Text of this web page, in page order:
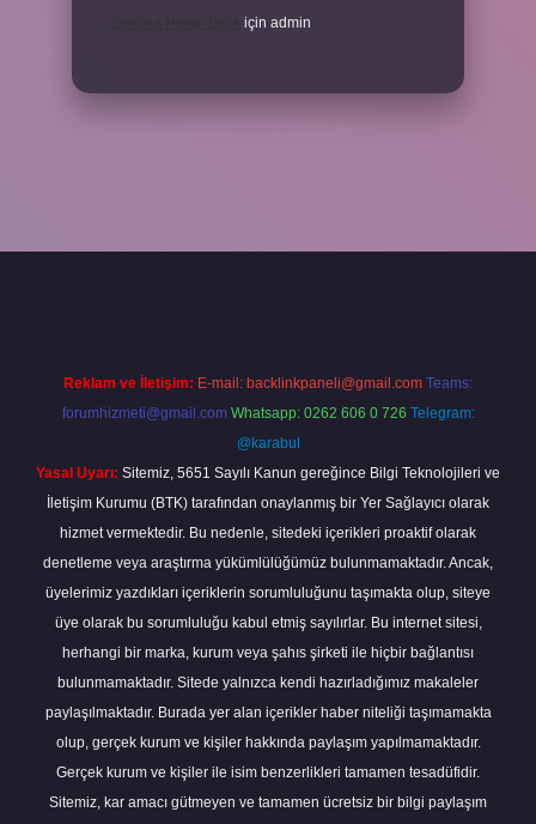
için admin
Reklam ve İletişim: E-mail: backlinkpaneli@gmail.com Teams:
forumhizmeti@gmail.com Whatsapp: 0262 606 0 726 Telegram:
@karabul
Yasal Uyarı: Sitemiz, 5651 Sayılı Kanun gereğince Bilgi Teknolojileri ve
İletişim Kurumu (BTK) tarafından onaylanmış bir Yer Sağlayıcı olarak
hizmet vermektedir. Bu nedenle, sitedeki içerikleri proaktif olarak
denetleme veya araştırma yükümlülüğümüz bulunmamaktadır. Ancak,
üyelerimiz yazdıkları içeriklerin sorumluluğunu taşımakta olup, siteye
üye olarak bu sorumluluğu kabul etmiş sayılırlar. Bu internet sitesi,
herhangi bir marka, kurum veya şahıs şirketi ile hiçbir bağlantısı
bulunmamaktadır. Sitede yalnızca kendi hazırladığımız makaleler
paylaşılmaktadır. Burada yer alan içerikler haber niteliği taşımamakta
olup, gerçek kurum ve kişiler hakkında paylaşım yapılmamaktadır.
Gerçek kurum ve kişiler ile isim benzerlikleri tamamen tesadüfidir.
Sitemiz, kar amacı gütmeyen ve tamamen ücretsiz bir bilgi paylaşım